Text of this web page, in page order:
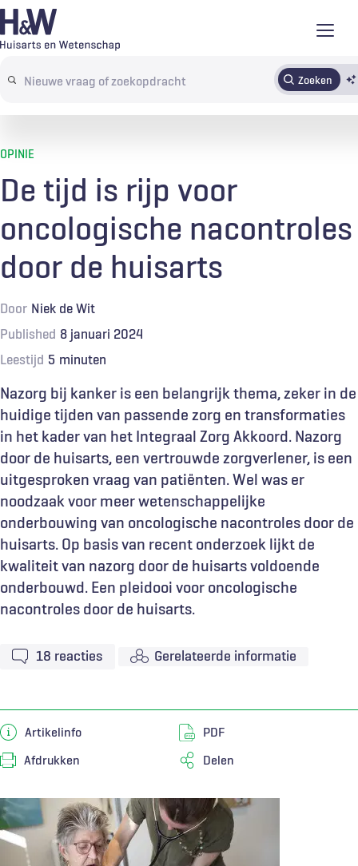
Overslaan
en
de Search
terms
Zoeken
AbonnerenTijdschrift Inloggen
OPINIE
De tijd is rijp voor
oncologische nacontroles
door de huisarts
Door Niek de Wit
Published 8 januari 2024
Leestijd 5 minuten
Nazorg bij kanker is een belangrijk thema, zeker in de
huidige tijden van passende zorg en transformaties
in het kader van het Integraal Zorg Akkoord. Nazorg
door de huisarts, een vertrouwde zorgverlener, is een
uitgesproken vraag van patiënten. Wel was er
noodzaak voor meer wetenschappelijke
onderbouwing van oncologische nacontroles door de
huisarts. Op basis van recent onderzoek lijkt de
kwaliteit van nazorg door de huisarts voldoende
onderbouwd. Een pleidooi voor oncologische
nacontroles door de huisarts.
18 reacties Gerelateerde informatie
Artikelinfo
PDF
Afdrukken
Delen